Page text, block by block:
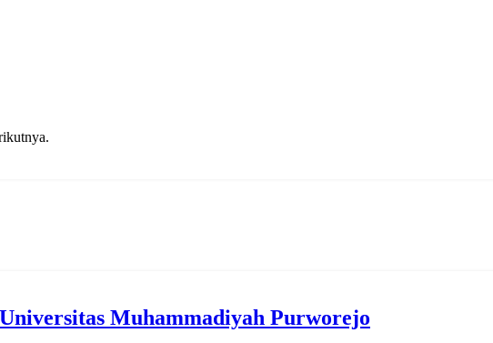
Muhammadiyah Purworejo